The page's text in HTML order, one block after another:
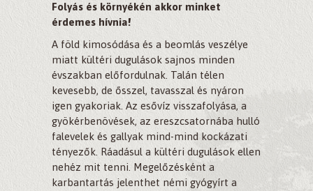
Folyás és környékén akkor minket
érdemes hívnia!
A föld kimosódása és a beomlás veszélye
miatt kültéri dugulások sajnos minden
évszakban előfordulnak. Talán télen
kevesebb, de ősszel, tavasszal és nyáron
igen gyakoriak. Az esővíz visszafolyása, a
gyökérbenövések, az ereszcsatornába hulló
falevelek és gallyak mind-mind kockázati
tényezők. Ráadásul a kültéri dugulások ellen
nehéz mit tenni. Megelőzésként a
karbantartás jelenthet némi gyógyírt a